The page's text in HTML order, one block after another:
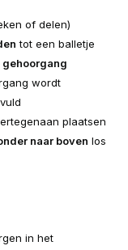
of delen)
tot een balletje
gehoorgang
wordt
plaatsen
naar boven los
in het